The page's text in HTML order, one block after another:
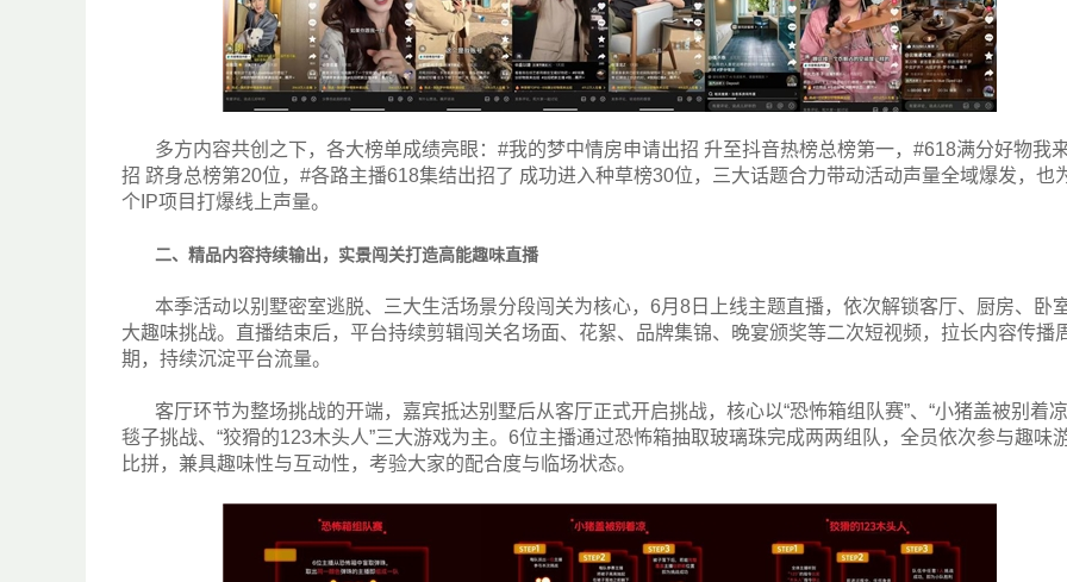
多方内容共创之下，各大榜单成绩亮眼：#我的梦中情房申请出招 升至抖音热榜总榜第一，#618满分好物我
招 跻身总榜第20位，#各路主播618集结出招了 成功进入种草榜30位，三大话题合力带动活动声量全域爆发，也
个IP项目打爆线上声量。
二、精品内容持续输出，实景闯关打造高能趣味直播
本季活动以别墅密室逃脱、三大生活场景分段闯关为核心，6月8日上线主题直播，依次解锁客厅、厨房、卧
大趣味挑战。直播结束后，平台持续剪辑闯关名场面、花絮、品牌集锦、晚宴颁奖等二次短视频，拉长内容传播
期，持续沉淀平台流量。
客厅环节为整场挑战的开端，嘉宾抵达别墅后从客厅正式开启挑战，核心以“恐怖箱组队赛”、“小猪盖被别着
毯子挑战、“狡猾的123木头人”三大游戏为主。6位主播通过恐怖箱抽取玻璃珠完成两两组队，全员依次参与趣味
比拼，兼具趣味性与互动性，考验大家的配合度与临场状态。